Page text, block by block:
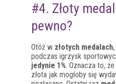
#4. Złoty
pewno?
Otóż w złotych medalach
podczas igrzysk
jedynie 1%. Oznacza to,
złota jak mogłoby się